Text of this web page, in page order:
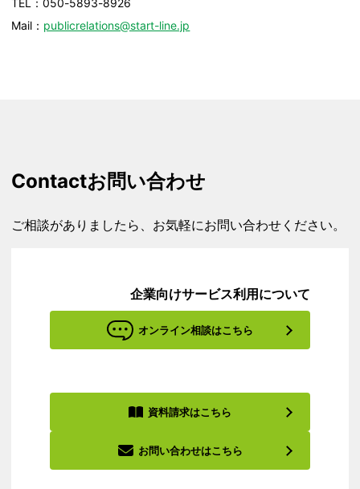
TEL：050-5893-8926
Mail： publicrelations@start-line.jp
Contactお問い合わせ
ご相談がありましたら、お気軽にお問い合わせください。
企業向けサービス利用について
オンライン相談はこちら
資料請求はこちら
お問い合わせはこちら